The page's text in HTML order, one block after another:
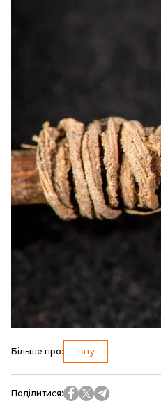
За оцінками вчених,
татуювання, знайдені
Гіллрет-Браун
вони намагалися
Як повідомлялося, в
Більше про: тату
Поділитися: